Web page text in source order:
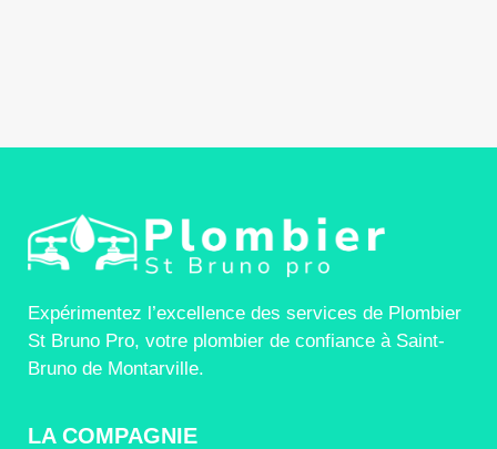
Expérimentez l’excellence des services de Plombier
St Bruno Pro, votre plombier de confiance à Saint-
Bruno de Montarville.
LA COMPAGNIE